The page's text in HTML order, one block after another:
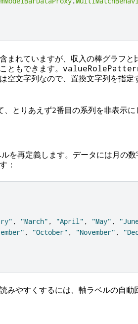
まれていますが、収入の棒グラフと
ともできます。
空文字列なので、置換文字列を指定
とりあえず2番目の系列を非表示に
を再定義します。データには月の
：
, "March" , "April" , "May" ,
, "October" , "November" ,
みやすくするには、軸ラベルの自動